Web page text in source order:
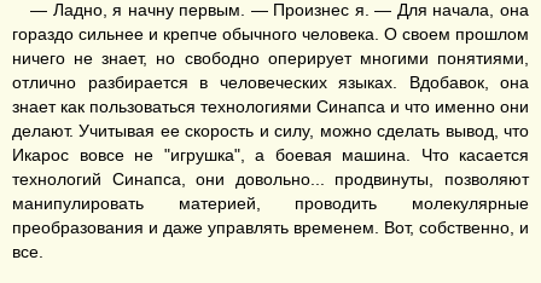
— Ладно, я начну первым. — Произнес я. — Для начала, она
гораздо сильнее и крепче обычного человека. О своем прошлом
ничего не знает, но свободно оперирует многими понятиями,
отлично разбирается в человеческих языках. Вдобавок, она
знает как пользоваться технологиями Синапса и что именно они
делают. Учитывая ее скорость и силу, можно сделать вывод, что
Икарос вовсе не "игрушка", а боевая машина. Что касается
технологий Синапса, они довольно... продвинуты, позволяют
манипулировать материей, проводить молекулярные
преобразования и даже управлять временем. Вот, собственно, и
все.